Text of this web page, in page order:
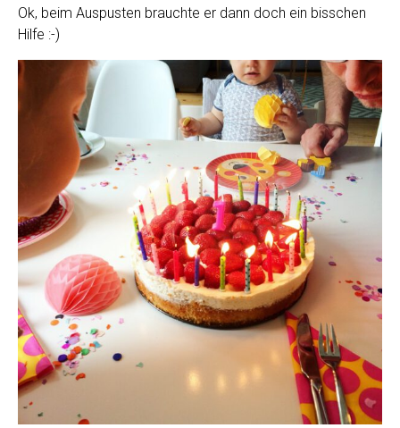
Ok, beim Auspusten brauchte er dann doch ein bisschen
Hilfe :-)